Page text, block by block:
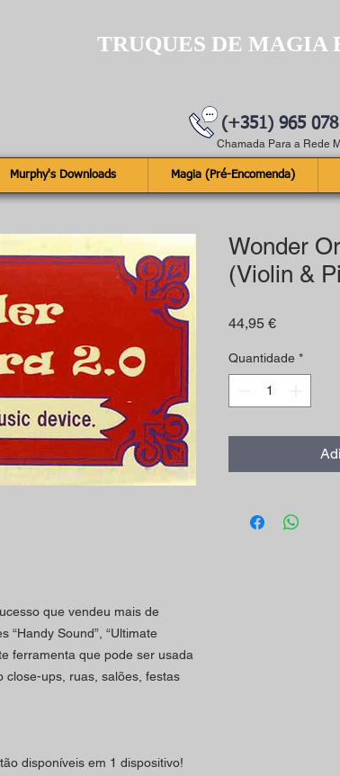
TRUQUES DE MAGIA
(+351) 965
Chamada Para a Rede
Murphy's Downloads Magia (Pré-Encomenda)
que vendeu mais de
“Handy Sound”, “Ultimate
ferramenta que pode ser usada
close-ups, ruas, salões, festas
disponíveis em 1 dispositivo!
Wonder
(Violin &
44,95 €Preço
Quantidade *